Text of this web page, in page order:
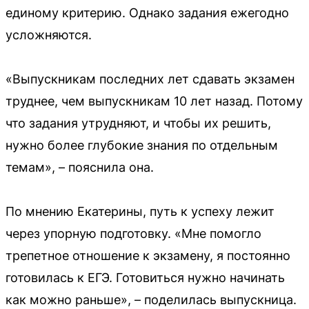
единому критерию. Однако задания ежегодно
усложняются.
«Выпускникам последних лет сдавать экзамен
труднее, чем выпускникам 10 лет назад. Потому
что задания утрудняют, и чтобы их решить,
нужно более глубокие знания по отдельным
темам», – пояснила она.
По мнению Екатерины, путь к успеху лежит
через упорную подготовку. «Мне помогло
трепетное отношение к экзамену, я постоянно
готовилась к ЕГЭ. Готовиться нужно начинать
как можно раньше», – поделилась выпускница.